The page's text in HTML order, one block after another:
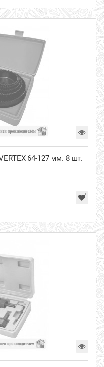
64-127 мм. 8 шт.